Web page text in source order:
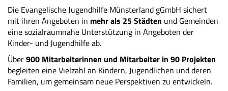
Die Evangelische Jugendhilfe Münsterland gGmbH sichert
mit ihren Angeboten in mehr als 25 Städten und Gemeinden
eine sozialraumnahe Unterstützung in Angeboten der
Kinder- und Jugendhilfe ab.
Über900 Mitarbeiterinnen und Mitarbeiter in 90 Projekten
begleiten eine Vielzahl an Kindern, Jugendlichen und deren
Familien, um gemeinsam neue Perspektiven zu entwickeln.